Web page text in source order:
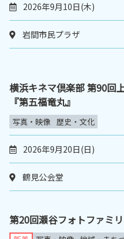
2026年9月10日(木)
岩間市民プラザ
横浜キネマ倶楽部 第90回
『第五福竜丸』
写真・映像 歴史・文化
2026年9月20日(日)
鶴見公会堂
第20回瀬谷フォトファミ